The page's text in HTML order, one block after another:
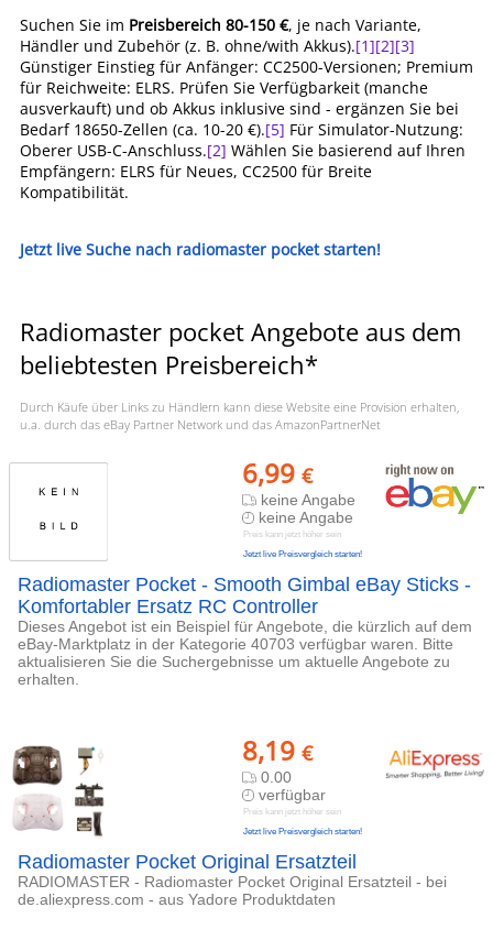
Suchen Sie im Preisbereich 80-150 €, je nach Variante,
Händler und Zubehör (z. B. ohne/with Akkus).[1][2][3]
Günstiger Einstieg für Anfänger: CC2500-Versionen; Premium
für Reichweite: ELRS. Prüfen Sie Verfügbarkeit (manche
ausverkauft) und ob Akkus inklusive sind - ergänzen Sie bei
Bedarf 18650-Zellen (ca. 10-20 €).[5] Für Simulator-Nutzung:
Oberer USB-C-Anschluss.[2] Wählen Sie basierend auf Ihren
Empfängern: ELRS für Neues, CC2500 für Breite
Kompatibilität.
Jetzt live Suche nach radiomaster pocket starten!
Radiomaster pocket Angebote aus dem
beliebtesten Preisbereich*
Durch Käufe über Links zu Händlern kann diese Website eine Provision erhalten,
u.a. durch das eBay Partner Network und das AmazonPartnerNet
6,99 €
keine Angabe
keine Angabe
Preis kann jetzt höher sein
Jetzt live Preisvergleich starten!
Radiomaster Pocket - Smooth Gimbal eBay Sticks -
Komfortabler Ersatz RC Controller
Dieses Angebot ist ein Beispiel für Angebote, die kürzlich auf dem
eBay-Marktplatz in der Kategorie 40703 verfügbar waren. Bitte
aktualisieren Sie die Suchergebnisse um aktuelle Angebote zu
erhalten.
8,19 €
0.00
verfügbar
Preis kann jetzt höher sein
Jetzt live Preisvergleich starten!
Radiomaster Pocket Original Ersatzteil
RADIOMASTER - Radiomaster Pocket Original Ersatzteil - bei
de.aliexpress.com - aus Yadore Produktdaten